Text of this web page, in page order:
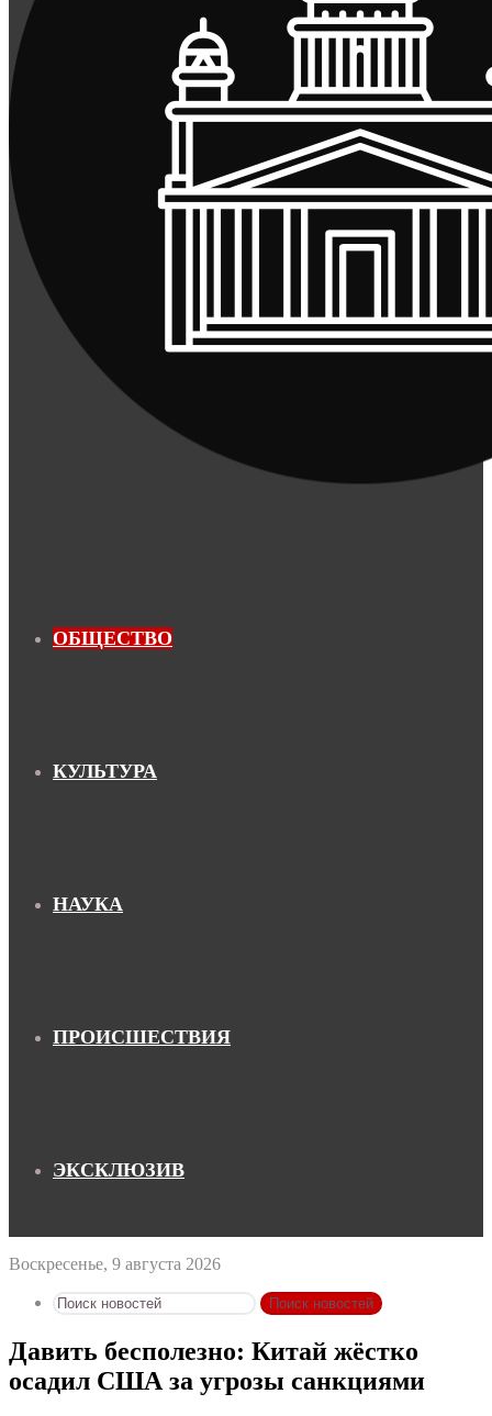
ОБЩЕСТВО
КУЛЬТУРА
НАУКА
ПРОИСШЕСТВИЯ
ЭКСКЛЮЗИВ
Воскресенье, 9 августа 2026
Поиск новостей
Давить бесполезно: Китай жёстко
осадил США за угрозы санкциями